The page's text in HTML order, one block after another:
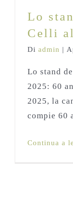
Lo
Celli
Di admin |
Lo stand
2025: 60
2025, la
compie 60
Continua a